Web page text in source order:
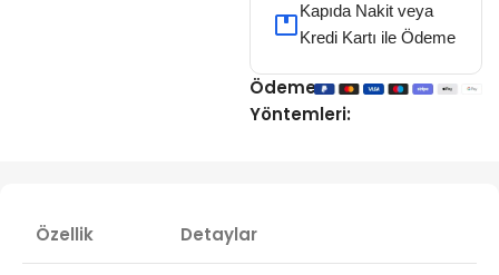
Kapıda Nakit veya
Kredi Kartı ile Ödeme
Ödeme
Yöntemleri:
Özellik Detaylar